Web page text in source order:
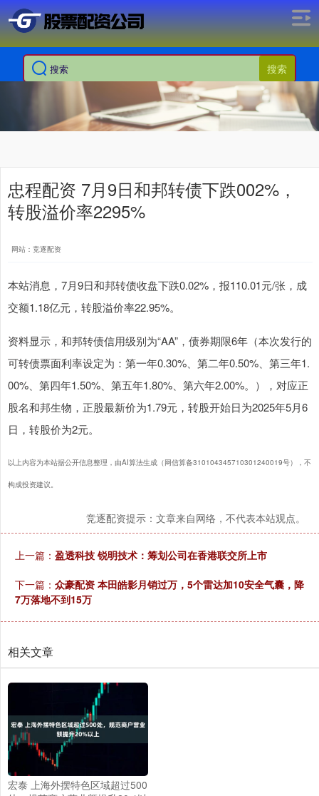
搜索
忠程配资 7月9日和邦转债下跌002%，
转股溢价率2295%
网站：竞逐配资
本站消息，7月9日和邦转债收盘下跌0.02%，报110.01元/张，成
交额1.18亿元，转股溢价率22.95%。
资料显示，和邦转债信用级别为“AA”，债券期限6年（本次发行的
可转债票面利率设定为：第一年0.30%、第二年0.50%、第三年1.
00%、第四年1.50%、第五年1.80%、第六年2.00%。），对应正
股名和邦生物，正股最新价为1.79元，转股开始日为2025年5月6
日，转股价为2元。
以上内容为本站据公开信息整理，由AI算法生成（网信算备310104345710301240019号），不
构成投资建议。
竞逐配资提示：文章来自网络，不代表本站观点。
上一篇： 盈透科技 锐明技术：筹划公司在香港联交所上市
下一篇： 众豪配资 本田皓影月销过万，5个雷达加10安全气囊，降
7万落地不到15万
相关文章
宏泰 上海外摆特色区域超过500